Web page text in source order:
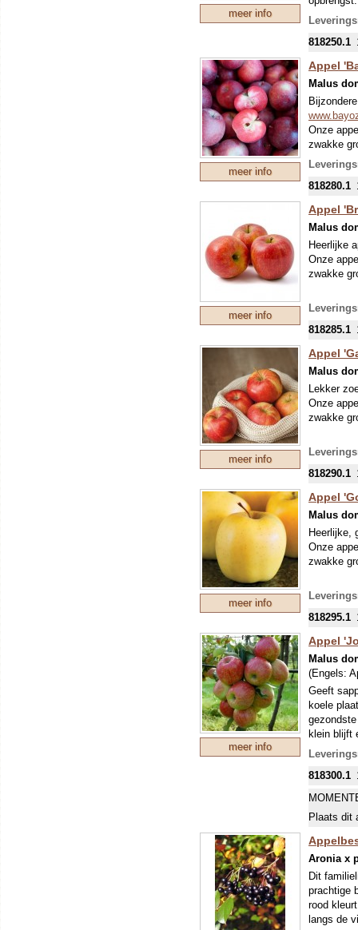
meer info
niet te
ook
bewaren
Je hoeft
voor
voordeel:
lange en
takken.
leveren
818250.1
meer info
Appel
Malus
Onze
zwakke
818280.1
meer info
Appel
Malus
Heerlijke
Onze
zwakke
818285.1
meer info
Appel
Malus
Lekker
Onze
zwakke
818290.1
meer info
Appel
Malus
Heerlijke,
Onze
zwakke
818295.1
meer info
Appel
Malus
(Engels:
Geeft
koele
klein blijft
buurt
productie
in
volgen
Onze
zwakke
818300.1
Plaats dit
Aronia x
Dit
prachtige
rood
langs de